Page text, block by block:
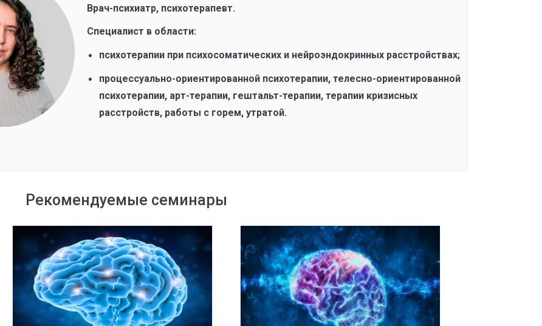
Врач-психиатр, психотерапевт.
Специалист в области:
психотерапии при психосоматических и нейроэндокринных расстройствах;
процессуально-ориентированной психотерапии, телесно-ориентированной
психотерапии, арт-терапии, гештальт-терапии, терапии кризисных
расстройств, работы с горем, утратой.
Рекомендуемые семинары